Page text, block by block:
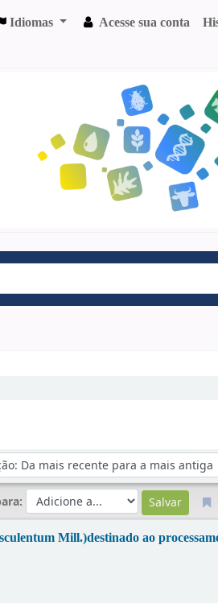
Idiomas Acesse sua conta
Mill.)destinado ao